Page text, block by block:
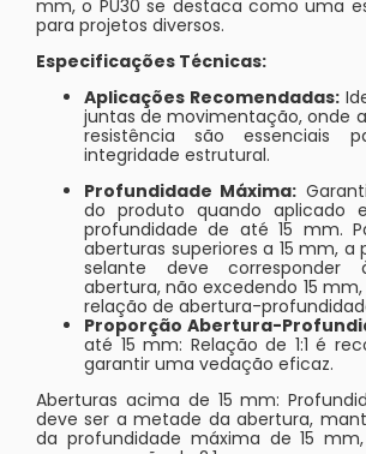
mm, o PU30 se destaca como uma
para projetos diversos.
Especificações Técnicas:
Aplicações Recomendadas:
juntas de movimentação, onde
resistência são essenciais
integridade estrutural.
Profundidade Máxima:
do produto quando aplicado
profundidade de até 15 mm.
aberturas superiores a 15 mm, a
selante deve
abertura, não excedendo 15
relação de abertura-
Proporção Abertura-
até 15 mm: Relação de 1:1 é
garantir uma vedação eficaz.
Aberturas acima de 15 mm:
deve ser a metade da abertura,
da profundidade máxima de 15